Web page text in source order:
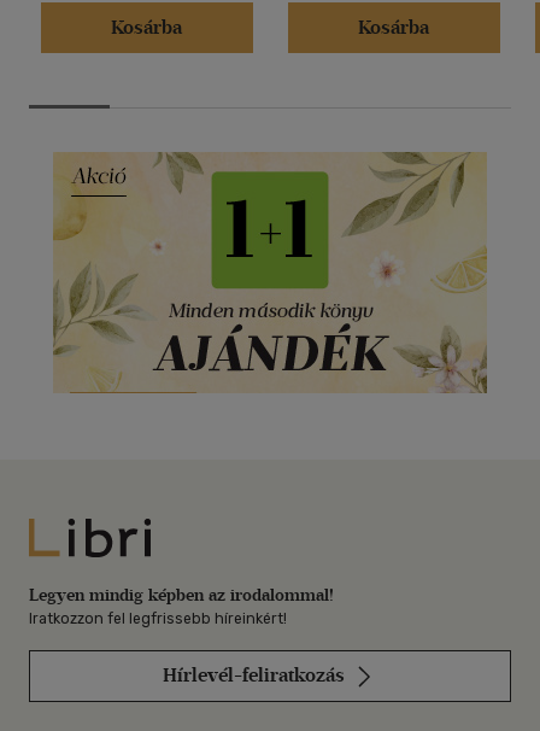
Kosárba
Kosárba
Libri
Legyen mindig képben az irodalommal!
Iratkozzon fel legfrissebb híreinkért!
Hírlevél-feliratkozás